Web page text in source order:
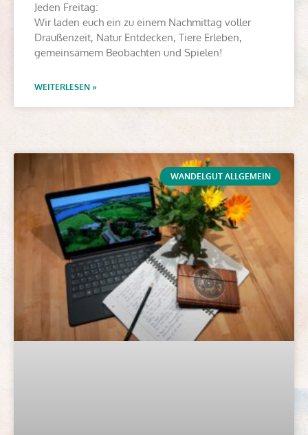
Jeden Freitag:
Wir laden euch ein zu einem Nachmittag voller
Draußenzeit, Natur Entdecken, Tiere Erleben,
gemeinsamem Beobachten und Spielen!
WEITERLESEN »
WANDELGUT ALLGEMEIN